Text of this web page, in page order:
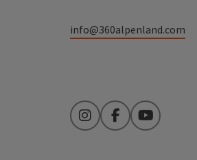
info@360alpenland.com
InstagramFacebookYouTube